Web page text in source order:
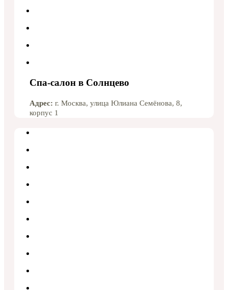
Спа-салон в Солнцево
Адрес: г. Москва, улица Юлиана Семёнова, 8,
корпус 1